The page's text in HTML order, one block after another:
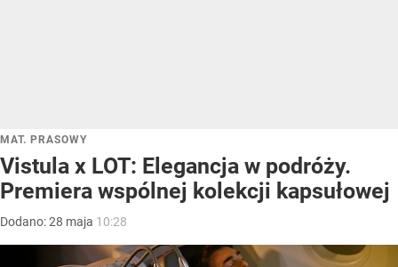
MAT. PRASOWY
Vistula x LOT: Elegancja w podróży.
Premiera wspólnej kolekcji kapsułowej
Dodano:28 maja 10:28